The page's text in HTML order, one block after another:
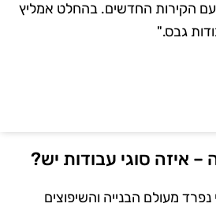
הקירות החדשים. בהחלט אמליץ
גבס."
איזה סוגי עבודות יש?
מעולם הבנייה והשיפוצים